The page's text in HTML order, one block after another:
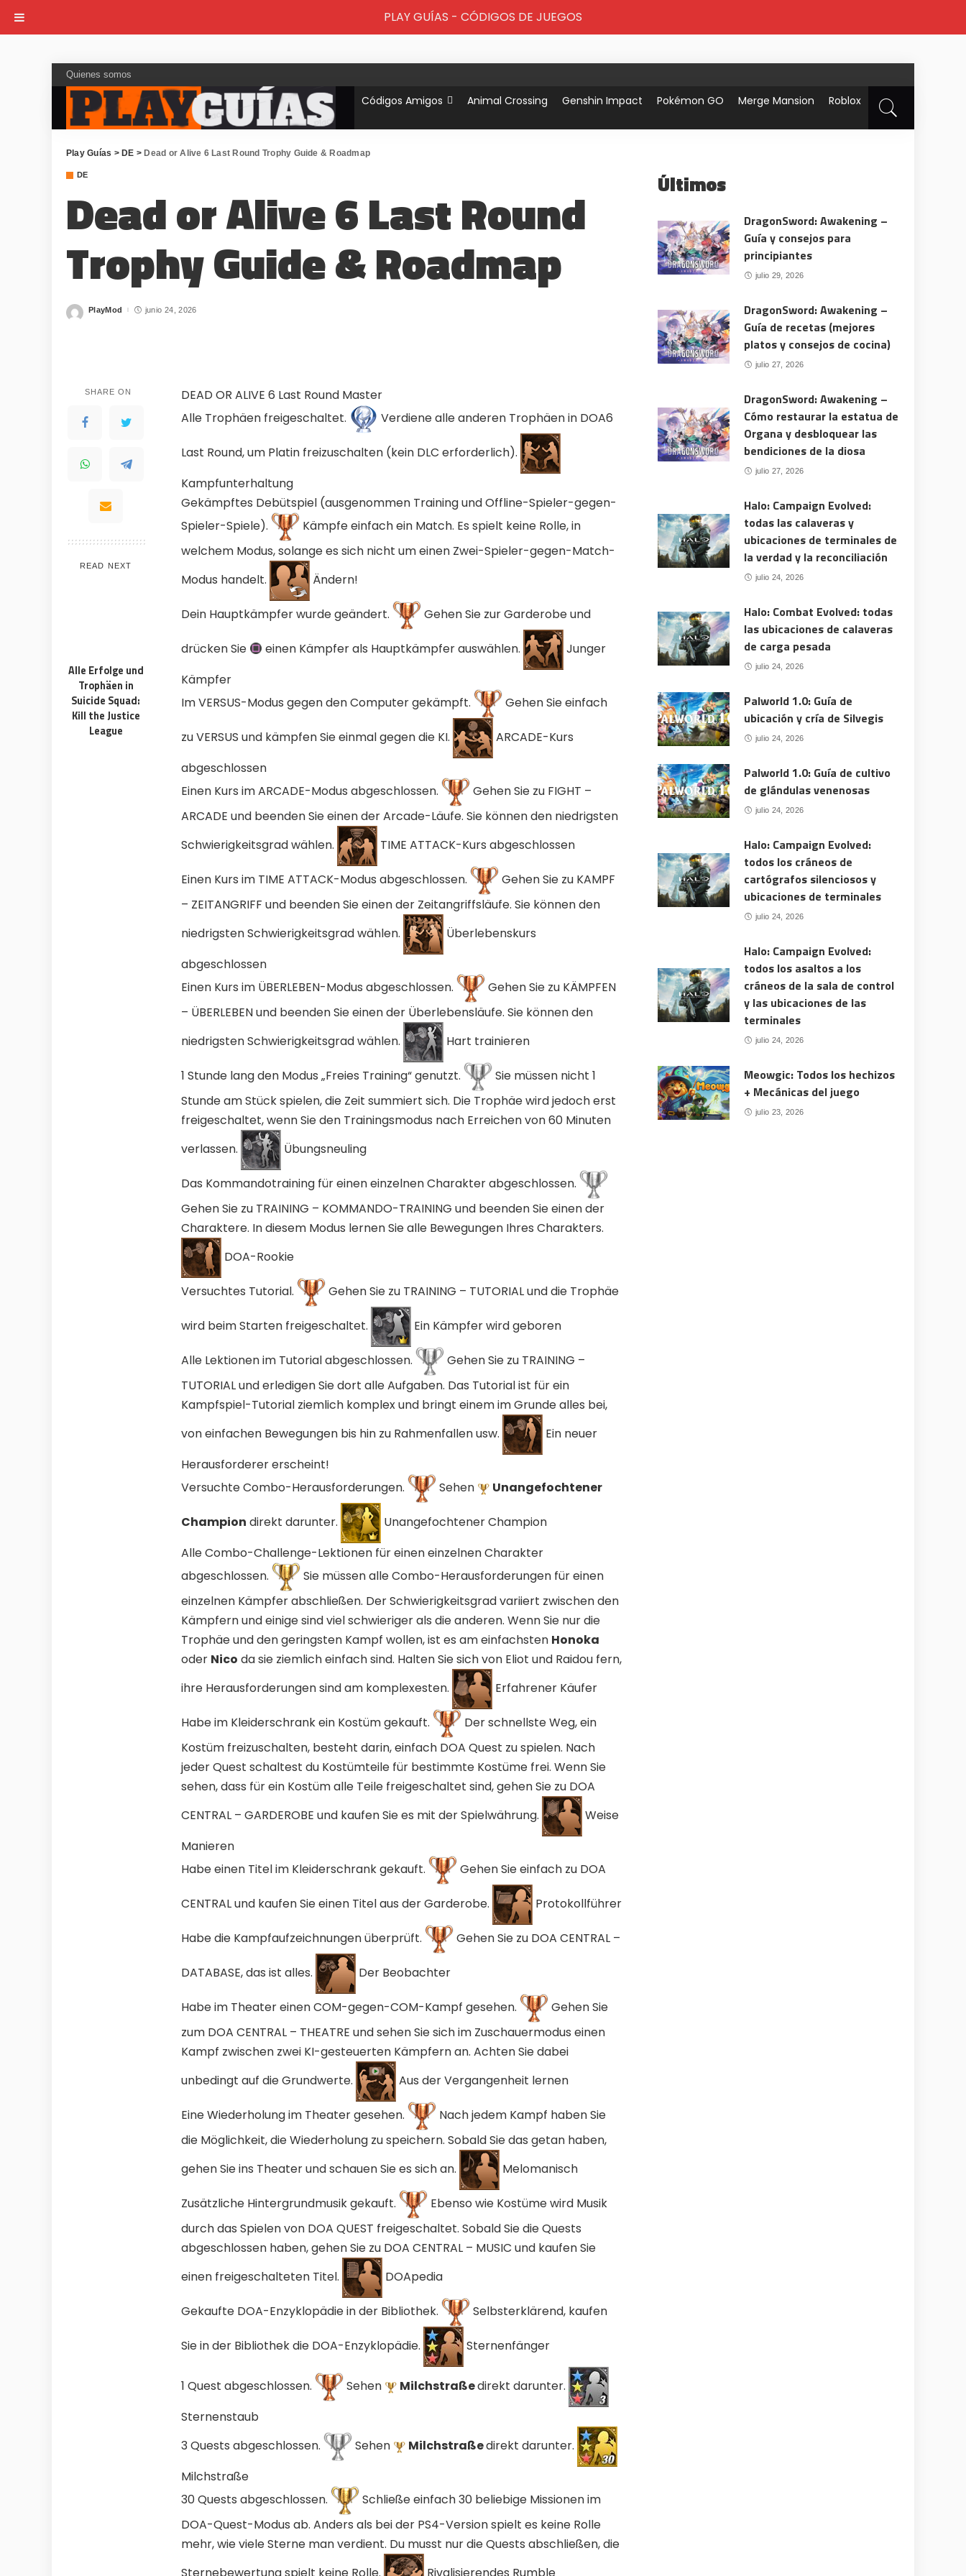
Quienes somos
Códigos Amigos Animal Crossing Genshin Impact Pokémon GO Merge Mansion Roblox
WHY JOIN THE CHANNEL?
100% FREE to join
No subscription, no credit card required —
ever
Limited-time game codes
Temporary download keys — grab them
Steam Games Giveaways
Global contests to win full Steam games
No promotions, no junk — just pure
Everything arrives directly — faster than
Exclusive guides & secrets never
Global Community
Join gamers worldwide and get real-time
Play Guías > DE > Dead or Alive 6 Last Round Trophy Guide & Roadmap
DE
Dead or Alive 6 Last Round
Trophy Guide & Roadmap
Posted
PlayMod junio 24, 2026
SHARE ON
READ NEXT
Alle Erfolge und
Trophäen in
Suicide Squad:
Kill the Justice
League
DEAD OR ALIVE 6 Last Round Master
Alle Trophäen freigeschaltet.
Verdiene alle anderen Trophäen in DOA6
Last Round, um Platin freizuschalten (kein DLC erforderlich).
Kampfunterhaltung
Gekämpftes Debütspiel (ausgenommen Training und Offline-Spieler-gegen-
Spieler-Spiele).
Kämpfe einfach ein Match. Es spielt keine Rolle, in
welchem ​​Modus, solange es sich nicht um einen Zwei-Spieler-gegen-Match-
Modus handelt.
Ändern!
Dein Hauptkämpfer wurde geändert. Gehen Sie zur Garderobe und
drücken Sie einen Kämpfer als Hauptkämpfer auswählen.
Junger
Kämpfer
Im VERSUS-Modus gegen den Computer gekämpft.
Gehen Sie einfach
zu VERSUS und kämpfen Sie einmal gegen die KI.
ARCADE-Kurs
abgeschlossen
Einen Kurs im ARCADE-Modus abgeschlossen.
Gehen Sie zu FIGHT –
ARCADE und beenden Sie einen der Arcade-Läufe. Sie können den niedrigsten
Schwierigkeitsgrad wählen.
TIME ATTACK-Kurs abgeschlossen
Einen Kurs im TIME ATTACK-Modus abgeschlossen.
Gehen Sie zu KAMPF
– ZEITANGRIFF und beenden Sie einen der Zeitangriffsläufe. Sie können den
niedrigsten Schwierigkeitsgrad wählen.
Überlebenskurs
abgeschlossen
Einen Kurs im ÜBERLEBEN-Modus abgeschlossen.
Gehen Sie zu KÄMPFEN
– ÜBERLEBEN und beenden Sie einen der Überlebensläufe. Sie können den
niedrigsten Schwierigkeitsgrad wählen.
Hart trainieren
1 Stunde lang den Modus „Freies Training“ genutzt.
Sie müssen nicht 1
Stunde am Stück spielen, die Zeit summiert sich. Die Trophäe wird jedoch erst
freigeschaltet, wenn Sie den Trainingsmodus nach Erreichen von 60 Minuten
verlassen.
Übungsneuling
Das Kommandotraining für einen einzelnen Charakter abgeschlossen.
Gehen Sie zu TRAINING – KOMMANDO-TRAINING und beenden Sie einen der
Charaktere. In diesem Modus lernen Sie alle Bewegungen Ihres Charakters.
DOA-Rookie
Versuchtes Tutorial. Gehen Sie zu TRAINING – TUTORIAL und die Trophäe
wird beim Starten freigeschaltet. Ein Kämpfer wird geboren
Alle Lektionen im Tutorial abgeschlossen.
Gehen Sie zu TRAINING –
TUTORIAL und erledigen Sie dort alle Aufgaben. Das Tutorial ist für ein
Kampfspiel-Tutorial ziemlich komplex und bringt einem im Grunde alles bei,
von einfachen Bewegungen bis hin zu Rahmenfallen usw.
Ein neuer
Herausforderer erscheint!
Versuchte Combo-Herausforderungen.
Sehen Unangefochtener
Champion direkt darunter.
Unangefochtener Champion
Alle Combo-Challenge-Lektionen für einen einzelnen Charakter
abgeschlossen.
Sie müssen alle Combo-Herausforderungen für einen
einzelnen Kämpfer abschließen. Der Schwierigkeitsgrad variiert zwischen den
Kämpfern und einige sind viel schwieriger als die anderen. Wenn Sie nur die
Trophäe und den geringsten Kampf wollen, ist es am einfachsten Honoka
oder Nico da sie ziemlich einfach sind. Halten Sie sich von Eliot und Raidou fern,
ihre Herausforderungen sind am komplexesten.
Erfahrener Käufer
Habe im Kleiderschrank ein Kostüm gekauft.
Der schnellste Weg, ein
Kostüm freizuschalten, besteht darin, einfach DOA Quest zu spielen. Nach
jeder Quest schaltest du Kostümteile für bestimmte Kostüme frei. Wenn Sie
sehen, dass für ein Kostüm alle Teile freigeschaltet sind, gehen Sie zu DOA
CENTRAL – GARDEROBE und kaufen Sie es mit der Spielwährung.
Weise
Manieren
Habe einen Titel im Kleiderschrank gekauft.
Gehen Sie einfach zu DOA
CENTRAL und kaufen Sie einen Titel aus der Garderobe. Protokollführer
Habe die Kampfaufzeichnungen überprüft. Gehen Sie zu DOA CENTRAL –
DATABASE, das ist alles. Der Beobachter
Habe im Theater einen COM-gegen-COM-Kampf gesehen.
Gehen Sie
zum DOA CENTRAL – THEATRE und sehen Sie sich im Zuschauermodus einen
Kampf zwischen zwei KI-gesteuerten Kämpfern an. Achten Sie dabei
unbedingt auf die Grundwerte.
Aus der Vergangenheit lernen
Eine Wiederholung im Theater gesehen.
Nach jedem Kampf haben Sie
die Möglichkeit, die Wiederholung zu speichern. Sobald Sie das getan haben,
gehen Sie ins Theater und schauen Sie es sich an.
Melomanisch
Zusätzliche Hintergrundmusik gekauft.
Ebenso wie Kostüme wird Musik
durch das Spielen von DOA QUEST freigeschaltet. Sobald Sie die Quests
abgeschlossen haben, gehen Sie zu DOA CENTRAL – MUSIC und kaufen Sie
einen freigeschalteten Titel.
DOApedia
Gekaufte DOA-Enzyklopädie in der Bibliothek. Selbsterklärend, kaufen
Sie in der Bibliothek die DOA-Enzyklopädie. Sternenfänger
1 Quest abgeschlossen. Sehen Milchstraßedirekt darunter.
Sternenstaub
3 Quests abgeschlossen.
Sehen Milchstraßedirekt darunter.
Milchstraße
30 Quests abgeschlossen.
Schließe einfach 30 beliebige Missionen im
DOA-Quest-Modus ab. Anders als bei der PS4-Version spielt es keine Rolle
mehr, wie viele Sterne man verdient. Du musst nur die Quests abschließen, die
Últimos
DragonSword: Awakening –
Guía y consejos para
principiantes
julio 29, 2026
DragonSword: Awakening –
Guía de recetas (mejores
platos y consejos de cocina)
julio 27, 2026
DragonSword: Awakening –
Cómo restaurar la estatua de
Organa y desbloquear las
bendiciones de la diosa
julio 27, 2026
Halo: Campaign Evolved:
todas las calaveras y
ubicaciones de terminales de
la verdad y la reconciliación
julio 24, 2026
Halo: Combat Evolved: todas
las ubicaciones de calaveras
de carga pesada
julio 24, 2026
Palworld 1.0: Guía de
ubicación y cría de Silvegis
julio 24, 2026
Palworld 1.0: Guía de cultivo
de glándulas venenosas
julio 24, 2026
Halo: Campaign Evolved:
todos los cráneos de
cartógrafos silenciosos y
ubicaciones de terminales
julio 24, 2026
Halo: Campaign Evolved:
todos los asaltos a los
cráneos de la sala de control
y las ubicaciones de las
terminales
julio 24, 2026
Meowgic: Todos los hechizos
+ Mecánicas del juego
julio 23, 2026
PLAY GUÍAS - CÓDIGOS DE JUEGOS